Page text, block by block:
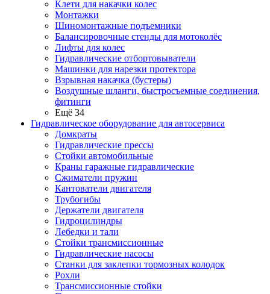
Клети для накачки колес
Монтажки
Шиномонтажные подъемники
Балансировочные стенды для мотоколёс
Лифты для колес
Гидравлические отбортовыватели
Машинки для нарезки протектора
Взрывная накачка (бустеры)
Воздушные шланги, быстросъемные соединения,
фитинги
Ещё 34
Гидравлическое оборудование для автосервиса
Домкраты
Гидравлические прессы
Стойки автомобильные
Краны гаражные гидравлические
Сжиматели пружин
Кантователи двигателя
Трубогибы
Держатели двигателя
Гидроцилиндры
Лебедки и тали
Стойки трансмиссионные
Гидравлические насосы
Cтанки для заклепки тормозных колодок
Рохли
Трансмиссионные стойки